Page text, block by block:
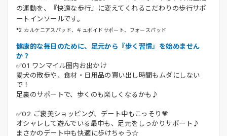
の運動を、『快適な歩行』に変えてくれるこだわりの歩行サポ
ートインソールです。
*2 カルケニアスパッド、キュボイドサポート、フォースパッド
健康的な毎日のために、足元から『歩く習慣』を始めません
か？
✅01 ワンマイル圏内お出かけ
愛犬の散歩や、食材・日用品の買い出し時間もムダにしない
で！
足裏のサポートで、歩くのも楽しくなるかも♪
✅02 ご褒美ショッピング、デート中もこっそり💗
オシャレして遊んでいる最中も、足元をしっかりサポート♪
まさかのデート中も快適に歩けちゃう☆